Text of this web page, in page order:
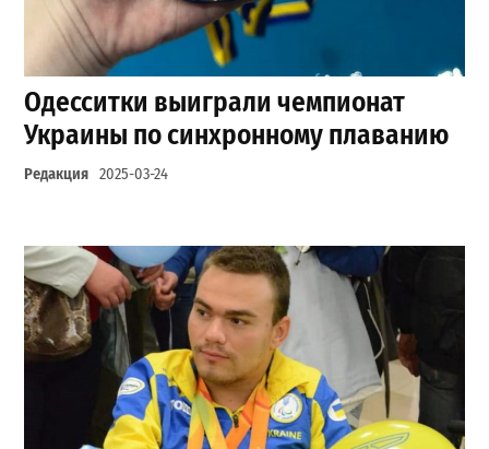
Одесситки выиграли чемпионат
Украины по синхронному плаванию
Редакция 2025-03-24